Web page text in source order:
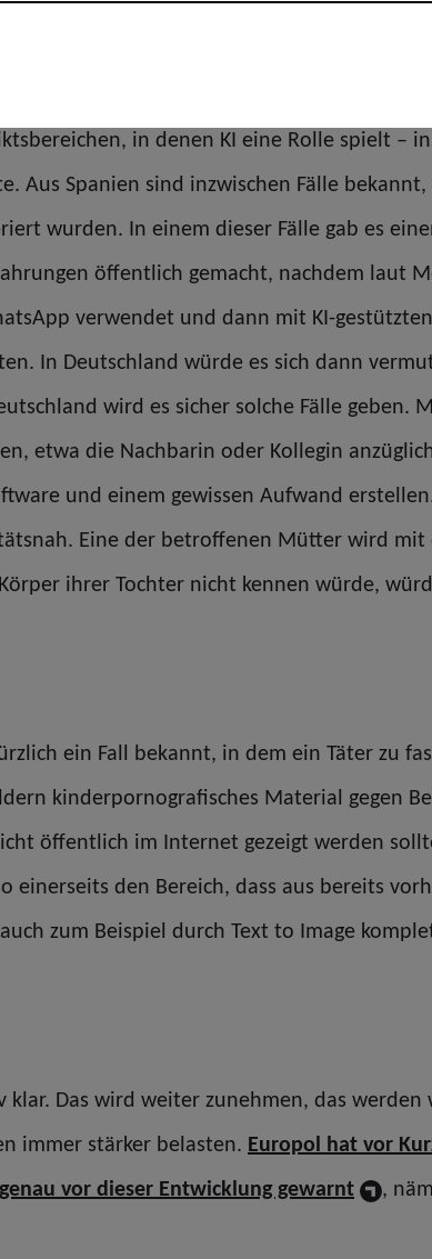
noch nicht.
ist KI eine erkennbare Größe?
in denen KI eine Rolle spielt –
Aus Spanien sind inzwischen Fälle
wurden. In einem dieser Fälle gab es
öffentlich gemacht, nachdem laut
verwendet und dann mit KI-
In Deutschland würde es sich dann
wird es sicher solche Fälle geben.
etwa die Nachbarin oder Kollegin
und einem gewissen Aufwand
Eine der betroffenen Mütter wird
ihrer Tochter nicht kennen würde,
ein Fall bekannt, in dem ein Täter zu
kinderpornografisches Material gegen
öffentlich im Internet gezeigt werden
den Bereich, dass aus bereits
zum Beispiel durch Text to Image
Das wird weiter zunehmen, das
immer stärker belasten. Europol hat vor
vor dieser Entwicklung gewarnt
,